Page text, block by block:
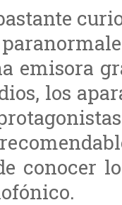
emisora
los
conocer